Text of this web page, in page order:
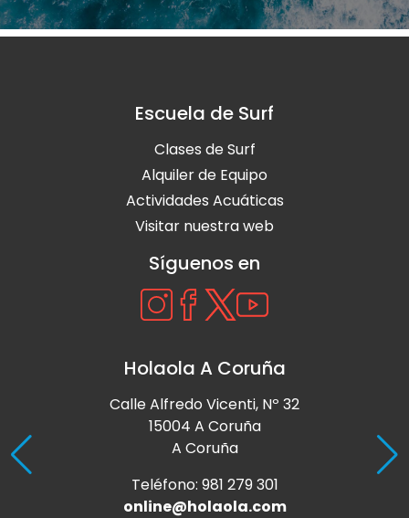
Escuela de Surf
Clases de Surf
Alquiler de Equipo
Actividades Acuáticas
Visitar nuestra web
Síguenos en
Holaola A Coruña
Calle Alfredo Vicenti, Nº 32
15004 A Coruña
A Coruña
Teléfono: 981 279 301
online@holaola.com